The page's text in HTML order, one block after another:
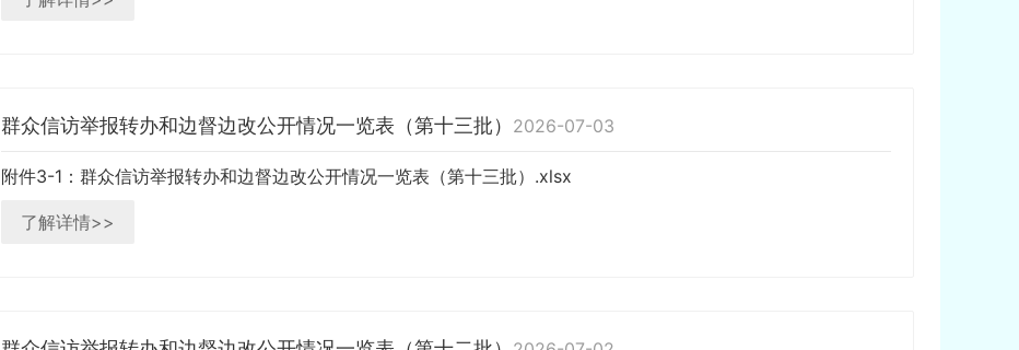
群众信访举报转办和边督边改公开情况一览表（第十三批） 2026-07-03
附件3-1：群众信访举报转办和边督边改公开情况一览表（第十三批）.xlsx
了解详情>>